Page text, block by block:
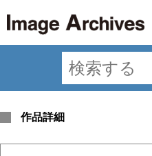
作品詳細